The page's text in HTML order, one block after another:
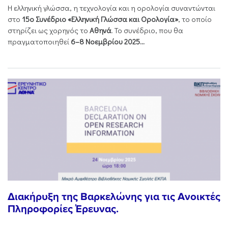
Η ελληνική γλώσσα, η τεχνολογία και η ορολογία συναντώνται
στο 15ο Συνέδριο «Ελληνική Γλώσσα και Ορολογία», το οποίο
στηρίζει ως χορηγός το Αθηνά. Το συνέδριο, που θα
πραγματοποιηθεί 6–8 Νοεμβρίου 2025...
Διακήρυξη της Βαρκελώνης για τις Ανοικτές
Πληροφορίες Έρευνας.